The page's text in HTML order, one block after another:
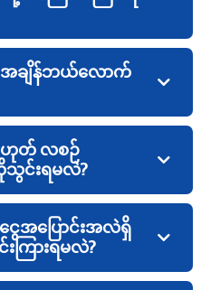
အချိန်ဘယ်လောက်
ဟုတ် လစဉ်
င်းရမလဲ?
ငွေအပြောင်းအလဲရှိ
ြားရမလဲ?